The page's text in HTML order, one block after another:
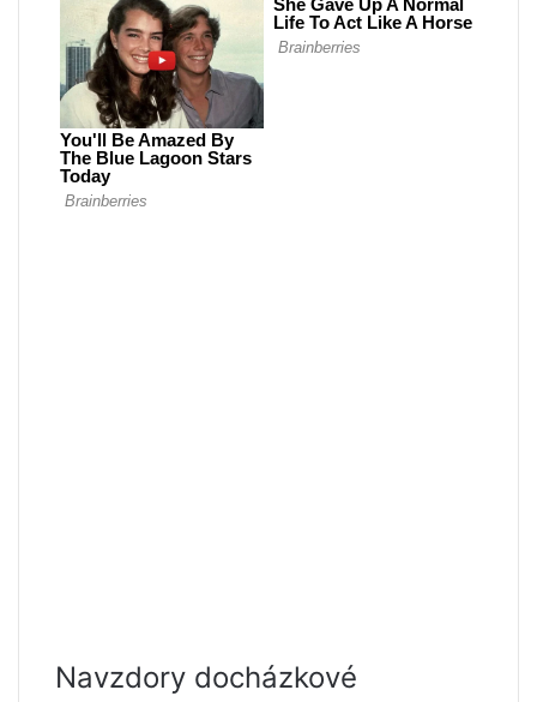
Navzdory docházkové